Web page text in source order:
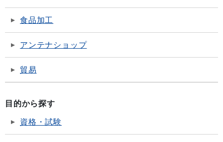
食品加工
アンテナショップ
貿易
目的から探す
資格・試験